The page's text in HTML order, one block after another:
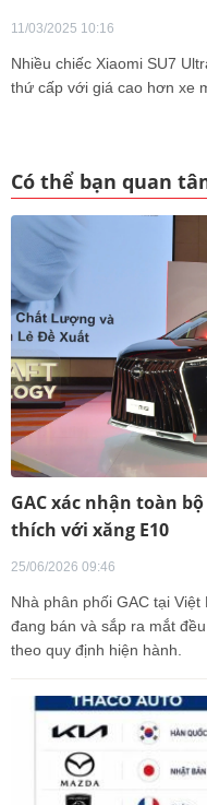
11/03/2025 10:16
Nhiều chiếc Xiaomi SU7
thứ cấp với giá cao hơn xe
Có thể bạn quan
GAC xác nhận toàn
thích với xăng E10
25/06/2026 09:46
Nhà phân phối GAC tại
đang bán và sắp ra mắt
theo quy định hiện hành.